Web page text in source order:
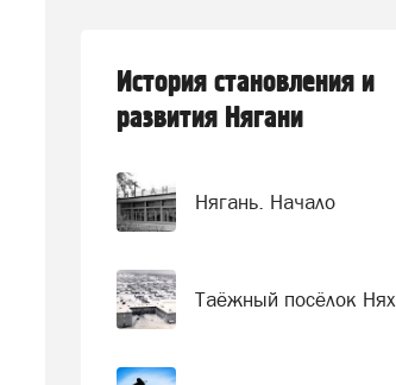
История становления и
развития Нягани
Нягань. Начало
Таёжный посёлок Нях